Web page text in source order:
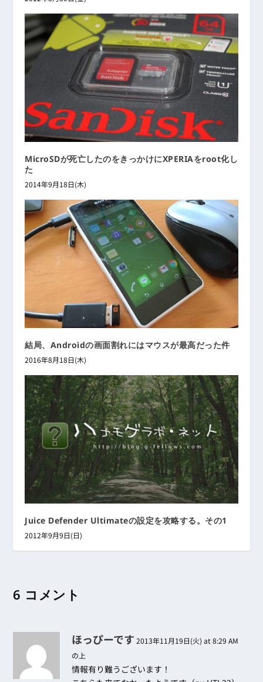
MicroSDが死亡したのをきっかけにXPERIAをroot化し
た
2014年9月18日(木)
結局、Androidの画面割れにはマウスが最高だった件
2016年8月18日(木)
Juice Defender Ultimateの設定を攻略する。その1
2012年9月9日(日)
6 コメント
ほっぴーです 2013年11月19日(火) at 8:29 AM
の上
情報有り難うございます！